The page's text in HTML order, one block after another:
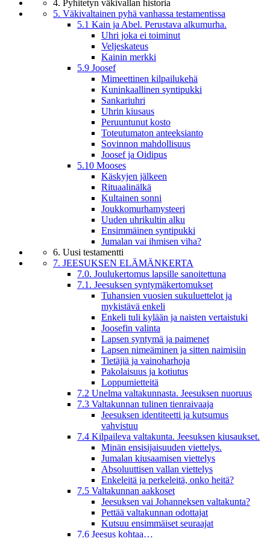
4. Pyhitetyn väkivallan historia
5. Väkivaltainen pyhä vanhassa testamentissa
5.1 Kain ja Abel. Perustava alkumurha.
Uhri joka ei toiminut
Veljeskateus
Kainin merkki
5.9 Joosef
Mimeettinen kilpailukehä
Kuninkaallinen syntipukki
Sankariuhri
Uhrin kiusaus
Peruuntunut kosto
Toteutumaton anteeksianto
Sovinnon mahdollisuus
Joosef ja Oidipus
5.10 Mooses
Käskyjen jälkeen
Rituaalinälkä
Kultainen sonni
Joukkomurhamysteeri
Uuden uhrikultin alku
Ensimmäinen syntipukki
Jumalan vai ihmisen viha?
6. Uusi testamentti
7. JEESUKSEN ELÄMÄNKERTA
7.0. Joulukertomus lapsille sanoitettuna
7.1. Jeesuksen syntymäkertomukset
Tuhansien vuosien sukuluettelot ja
mykistävä enkeli
Enkeli tuli kylään ja naisten vertaistuki
Joosefin valinta
Lapsen syntymä ja paimenet
Lapsen nimeäminen ja sitten naimisiin
Tietäjiä ja vainoharhoja
Pakolaisuus ja kotiutus
Loppumietteitä
7.2 Unelma valtakunnasta. Jeesuksen nuoruus
7.3 Valtakunnan tulinen tienraivaaja
Jeesuksen identiteetti ja kutsumus
vahvistuu
7.4 Kilpaileva valtakunta. Jeesuksen kiusaukset.
Minän ensisijaisuuden viettelys.
Jumalan kiusaamisen viettelys
Absoluuttisen vallan viettelys
Enkeleitä ja perkeleitä, onko heitä?
7.5 Valtakunnan aakkoset
Jeesuksen vai Johanneksen valtakunta?
Pettää valtakunnan odottajat
Kutsuu ensimmäiset seuraajat
7.6 Jeesus kohtaa…